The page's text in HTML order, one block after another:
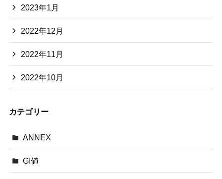
2023年1月
2022年12月
2022年11月
2022年10月
カテゴリー
ANNEX
GI値